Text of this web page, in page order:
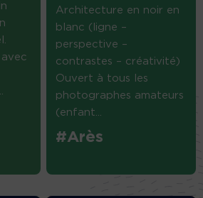
avec
Architecture en noir en
blanc (ligne –
perspective –
contrastes – créativité)
Ouvert à tous les
photographes amateurs
(enfant...
#Arès